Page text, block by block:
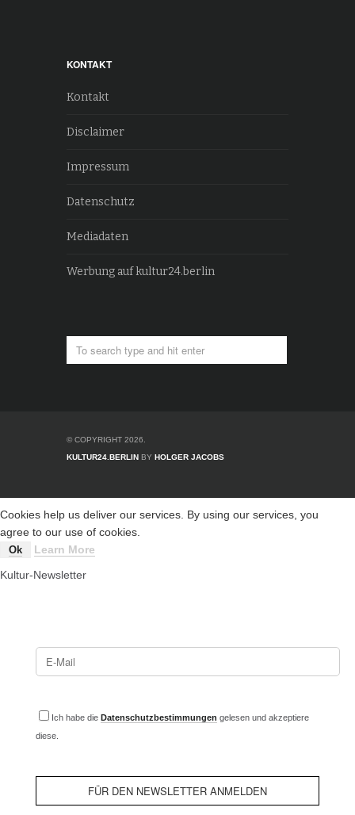
KONTAKT
Kontakt
Disclaimer
Impressum
Datenschutz
Mediadaten
Werbung auf kultur24.berlin
© COPYRIGHT 2026.
KULTUR24.BERLINBY HOLGER JACOBS
Cookies help us deliver our services. By using our services, you
agree to our use of cookies.
Ok
Learn More
Kultur-Newsletter
Ich habe die Datenschutzbestimmungen gelesen und akzeptiere
diese.